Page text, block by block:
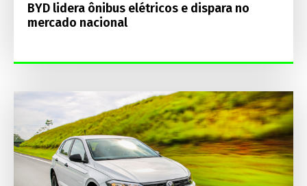
BYD lidera ônibus elétricos e dispara no
mercado nacional